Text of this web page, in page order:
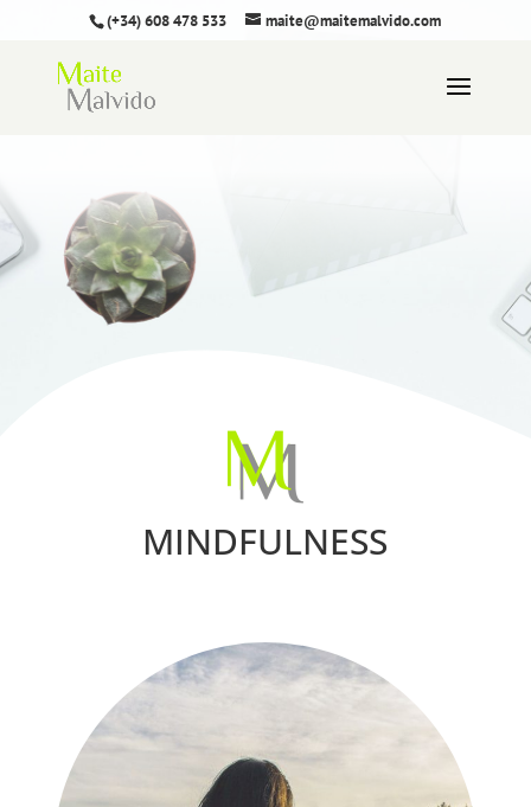
(+34) 608 478 533 maite@maitemalvido.com
MINDFULNESS